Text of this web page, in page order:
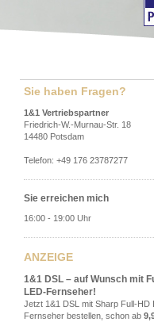
Sie haben Fragen?
1&1 Vertriebspartner
Friedrich-W.-Murnau-Str. 18
14480 Potsdam
Telefon: +49 176 23787277
Sie erreichen mich
16:00 - 19:00 Uhr
ANZEIGE
1&1 DSL – auf Wunsch mit
LED-Fernseher!
Jetzt 1&1 DSL mit Sharp Full-HD
Fernseher bestellen, schon ab